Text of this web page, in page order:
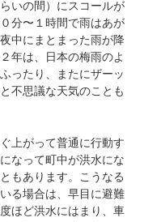
いの間）にスコールが
分〜１時間で雨はあが
中にまとまった雨が降
年は、日本の梅雨のよ
ったり、またにザーッ
不思議な天気のことも
上がって普通に行動す
なって町中が洪水にな
もあります。こうなる
る場合は、早目に避難
ほど洪水にはまり、車